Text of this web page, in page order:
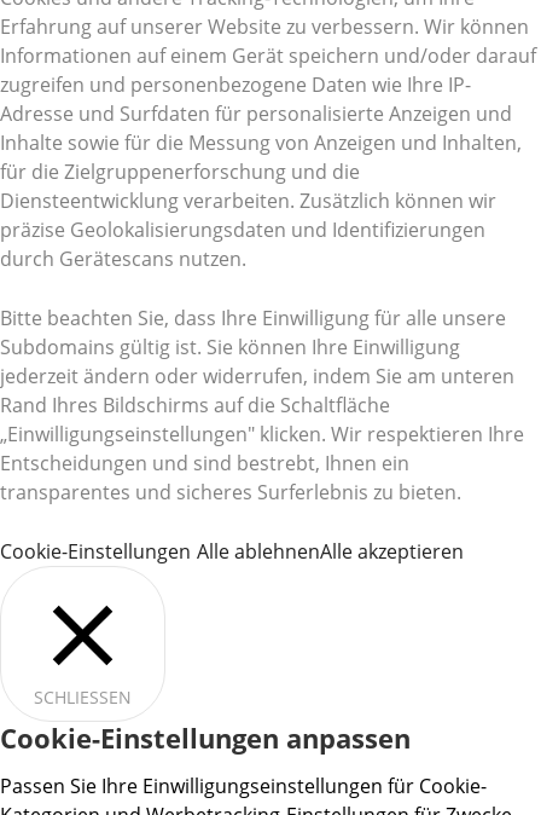
Erfahrung auf unserer Website zu verbessern. Wir können
Informationen auf einem Gerät speichern und/oder darauf
zugreifen und personenbezogene Daten wie Ihre IP-
Adresse und Surfdaten für personalisierte Anzeigen und
Inhalte sowie für die Messung von Anzeigen und Inhalten,
für die Zielgruppenerforschung und die
Diensteentwicklung verarbeiten. Zusätzlich können wir
präzise Geolokalisierungsdaten und Identifizierungen
durch Gerätescans nutzen.
Bitte beachten Sie, dass Ihre Einwilligung für alle unsere
Subdomains gültig ist. Sie können Ihre Einwilligung
jederzeit ändern oder widerrufen, indem Sie am unteren
Rand Ihres Bildschirms auf die Schaltfläche
„Einwilligungseinstellungen" klicken. Wir respektieren Ihre
Entscheidungen und sind bestrebt, Ihnen ein
transparentes und sicheres Surferlebnis zu bieten.
Cookie-Einstellungen Alle ablehnenAlle akzeptieren
SCHLIESSEN
Cookie-Einstellungen anpassen
Passen Sie Ihre Einwilligungseinstellungen für Cookie-